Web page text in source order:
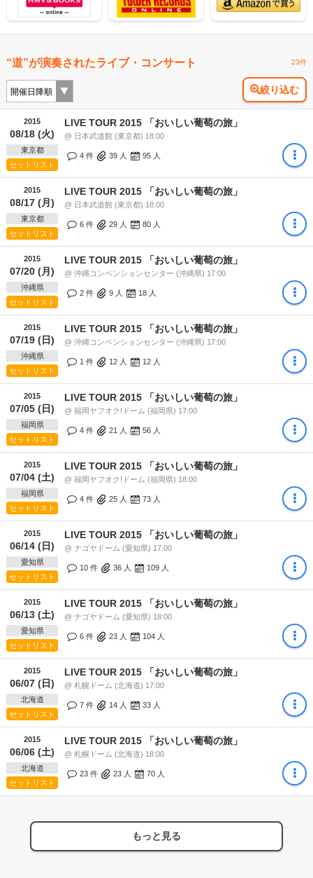
“道”が演奏されたライブ・コンサート 23件
絞り込む
2015
08/18 (火)
東京都
セットリスト
LIVE TOUR 2015 「おいしい葡萄の旅」
@ 日本武道館 (東京都) 18:00
4 件 39 人 95 人
2015
08/17 (月)
東京都
セットリスト
LIVE TOUR 2015 「おいしい葡萄の旅」
@ 日本武道館 (東京都) 18:00
6 件 29 人 80 人
2015
07/20 (月)
沖縄県
セットリスト
LIVE TOUR 2015 「おいしい葡萄の旅」
@ 沖縄コンベンションセンター (沖縄県) 17:00
2 件 9 人 18 人
2015
07/19 (日)
沖縄県
セットリスト
LIVE TOUR 2015 「おいしい葡萄の旅」
@ 沖縄コンベンションセンター (沖縄県) 17:00
1 件 12 人 12 人
2015
07/05 (日)
福岡県
セットリスト
LIVE TOUR 2015 「おいしい葡萄の旅」
@ 福岡ヤフオク!ドーム (福岡県) 17:00
4 件 21 人 56 人
2015
07/04 (土)
福岡県
セットリスト
LIVE TOUR 2015 「おいしい葡萄の旅」
@ 福岡ヤフオク!ドーム (福岡県) 18:00
4 件 25 人 73 人
2015
06/14 (日)
愛知県
セットリスト
LIVE TOUR 2015 「おいしい葡萄の旅」
@ ナゴヤドーム (愛知県) 17:00
10 件 36 人 109 人
2015
06/13 (土)
愛知県
セットリスト
LIVE TOUR 2015 「おいしい葡萄の旅」
@ ナゴヤドーム (愛知県) 18:00
6 件 23 人 104 人
2015
06/07 (日)
北海道
セットリスト
LIVE TOUR 2015 「おいしい葡萄の旅」
@ 札幌ドーム (北海道) 17:00
7 件 14 人 33 人
2015
06/06 (土)
北海道
セットリスト
LIVE TOUR 2015 「おいしい葡萄の旅」
@ 札幌ドーム (北海道) 18:00
23 件 23 人 70 人
もっと見る